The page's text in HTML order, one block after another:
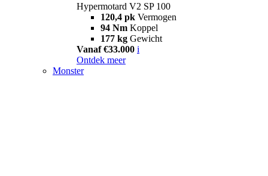
Hypermotard V2 SP 100
120,4 pk Vermogen
94 Nm Koppel
177 kg Gewicht
Vanaf €33.000 i
Ontdek meer
Monster